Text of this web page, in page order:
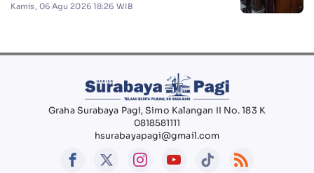
Kamis, 06 Agu 2026 18:26 WIB
Graha Surabaya Pagi, Simo Kalangan II No. 183 K
0818581111
hsurabayapagi@gmail.com